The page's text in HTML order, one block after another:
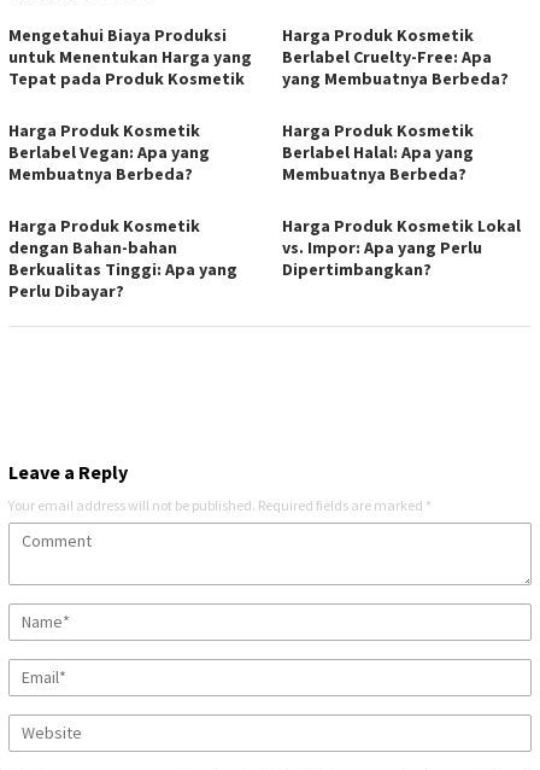
Mengetahui Biaya Produksi
untuk Menentukan Harga yang
Tepat pada Produk Kosmetik
Harga Produk Kosmetik
Berlabel Cruelty-Free: Apa
yang Membuatnya Berbeda?
Harga Produk Kosmetik
Berlabel Vegan: Apa yang
Membuatnya Berbeda?
Harga Produk Kosmetik
Berlabel Halal: Apa yang
Membuatnya Berbeda?
Harga Produk Kosmetik
dengan Bahan-bahan
Berkualitas Tinggi: Apa yang
Perlu Dibayar?
Harga Produk Kosmetik Lokal
vs. Impor: Apa yang Perlu
Dipertimbangkan?
Leave a Reply
Your email address will not be published. Required fields are marked *